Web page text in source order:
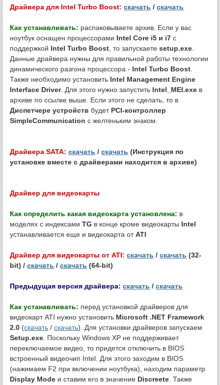
Драйвера для Intel Turbo Boost: скачать /скачать
Как устанавливать: распаковываете архив. Если у вас
ноутбук оснащен процессорами Intel Core i5 и i7 с
поддержкой Intel Turbo Boost , то запускаетеsetup.exe
Данные драйвера нужны для правильной работы технологии
динамического разгона процессора - Intel Turbo Boost
Также необходимо установить Intel Management Engine
Interface Driver. Для этого нужно запустить Intel_MEI.exe в
архиве по ссылке выше. Если этого не сделать, то в
Диспетчере устройств будет PCI-контроллер
SimpleCommunication с желтеньким знаком.
Драйвера SATA: скачать /скачать (Инструкция по
установке вместе с драйверами находится в архиве)
Драйвер для видеокарты
Как определить какая видеокарта установлена: в
моделях с индексамиTG в конце кроме видеокарты Intel
устанавливается еще и видеокарта отATI
Драйвер для видеокарты от ATI: скачать /скачать (32-
bit) /скачать /скачать (64-bit)
Предыдущая версия драйвера: скачать /скачать
Как устанавливать: перед установкой драйверов для
видеокарт ATI нужно установить Microsoft .NET Framework
2.0 (скачать /скачать). Для установки драйверов запускаем
Setup.exe . Поскольку Windows XP не поддерживает
переключаемое видео, то придется отключить в BIOS
встроенный видеочип Intel. Для этого заходим в BIOS
(нажимаем F2 при включении ноутбука), находим параметр
Display Mode и ставим его в значение Discreete . Также